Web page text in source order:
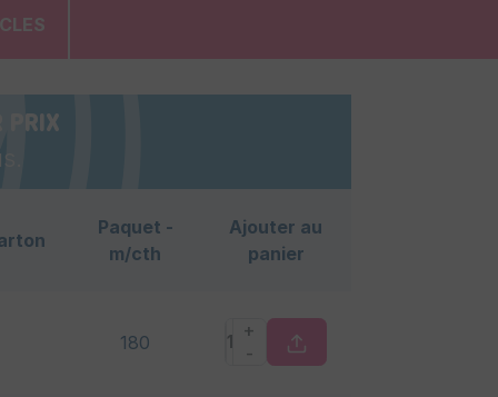
PRIX
Paquet -
m/cth
Ajouter au
panier
180
+
-